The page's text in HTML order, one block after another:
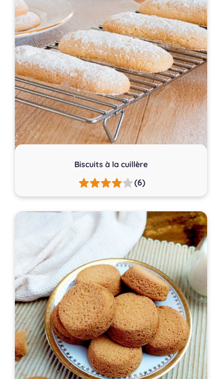
Biscuits à la cuillère
(6)